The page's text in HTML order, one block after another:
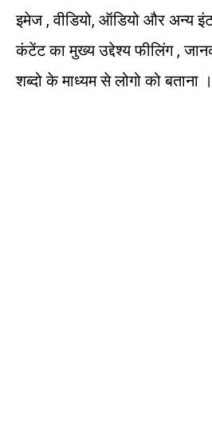
इमेज , वीडियो, ऑडियो और अन्य
कंटेंट का मुख्य उद्देश्य फीलिंग ,
शब्दो के माध्यम से लोगो को बताना ।